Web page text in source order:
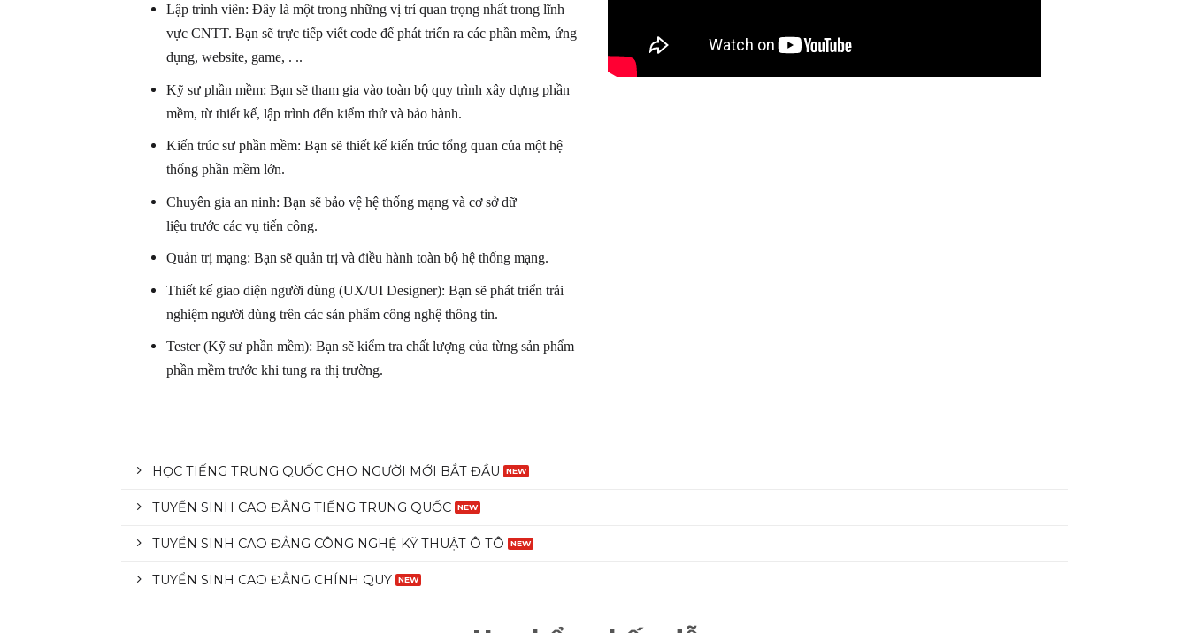
Lập trình viên: Đây là một trong những vị trí quan trọngnhất trong lĩnh
vực CNTT. Bạn sẽ trực tiếp viết codeđể phát triển ra các phần mềm, ứng
dụng, website, game, . ..
Kỹ sư phần mềm: Bạn sẽ tham gia vào toàn bộ quy trình xây dựngphần
mềm, từ thiết kế, lập trình đến kiểm thửvà bảo hành.
Kiến trúc sư phần mềm: Bạn sẽ thiết kế kiến trúc tổng quan của một hệ
thống phần mềm lớn.
Chuyên gia an ninh: Bạn sẽ bảo vệ hệ thống mạngvà cơ sở dữ
liệu trướccác vụ tiến công.
Quản trị mạng: Bạn sẽ quản trị và điều hành toàn bộhệ thống mạng.
Thiết kế giao diện người dùng (UX/UI Designer): Bạn sẽ phát triển trải
nghiệmngười dùng trên các sản phẩm công nghệ thông tin.
Tester (Kỹ sưphần mềm): Bạn sẽ kiểm tra chất lượng của từngsản phẩm
phần mềm trước khi tungra thị trường.
HỌC TIẾNG TRUNG QUỐC CHO NGƯỜI MỚI BẮT ĐẦU
TUYỂN SINH CAO ĐẲNG TIẾNG TRUNG QUỐC
TUYỂN SINH CAO ĐẲNG CÔNG NGHỆ KỸ THUẬT Ô TÔ
TUYỂN SINH CAO ĐẲNG CHÍNH QUY